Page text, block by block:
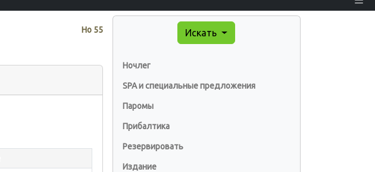
Нo 55 Искать
Ночлег
SPA и специальные предложения
Паромы
Прибалтика
Резервировать
Издание